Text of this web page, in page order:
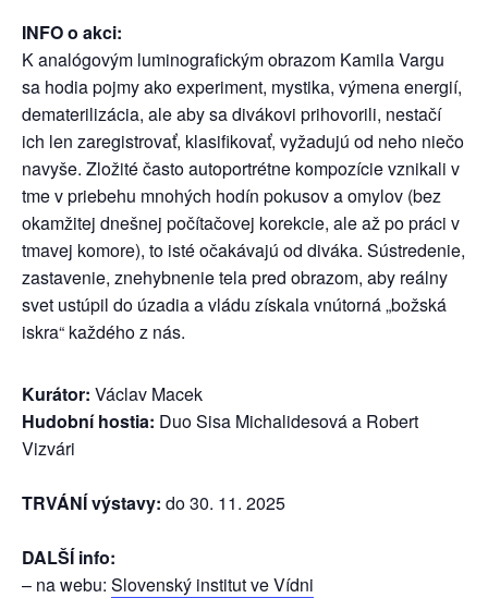
INFO o akci:
K analógovým luminografickým obrazom Kamila Vargu
sa hodia pojmy ako experiment, mystika, výmena energií,
dematerilizácia, ale aby sa divákovi prihovorili, nestačí
ich len zaregistrovať, klasifikovať, vyžadujú od neho niečo
navyše. Zložité často autoportrétne kompozície vznikali v
tme v priebehu mnohých hodín pokusov a omylov (bez
okamžitej dnešnej počítačovej korekcie, ale až po práci v
tmavej komore), to isté očakávajú od diváka. Sústredenie,
zastavenie, znehybnenie tela pred obrazom, aby reálny
svet ustúpil do úzadia a vládu získala vnútorná „božská
iskra“ každého z nás.
Kurátor: Václav Macek
Hudobní hostia: Duo Sisa Michalidesová a Robert
Vizvári
TRVÁNÍ výstavy: do 30. 11. 2025
DALŠÍ info:
– na webu: Slovenský institut ve Vídni